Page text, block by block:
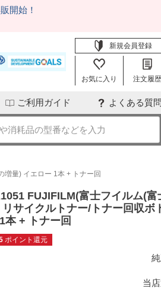
開始！
新規会員登録
お気に入り 注文履歴
ご利用ガイド よくある質問
量) イエロー 1本 + トナー回
FUJIFILM(富士フイルム(富
サイクルトナー/トナー回収ボ
本 + トナー回
ポイント還元
当